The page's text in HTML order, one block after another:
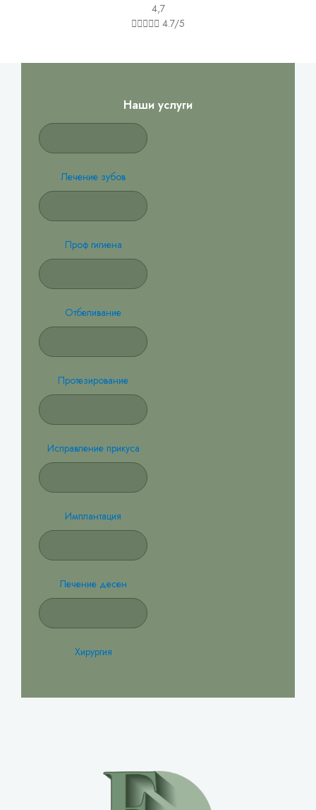
4,7
 4.7/5
Наши услуги
Лечение зубов
Проф гигиена
Отбеливание
Протезирование
Исправление прикуса
Имплантация
Лечение десен
Хирургия